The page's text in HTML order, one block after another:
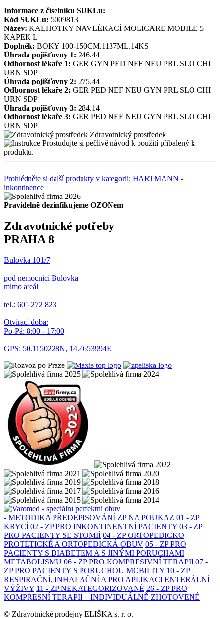
Informace z číselníku SUKLu:
Kód SUKLu: 5009813
Název: KALHOTKY NAVLÉKACÍ MOLICARE MOBILE 5
KAPEK L
Doplněk: BOKY 100-150CM.1137ML.14KS
Úhrada pojišťovny 1: 246.44
Odbornost lékaře 1: GER GYN PED NEF NEU PRL SLO CHI
URN SDP
Úhrada pojišťovny 2: 275.44
Odbornost lékaře 2: GER PED NEF NEU GYN PRL SLO CHI
URN SDP
Úhrada pojišťovny 3: 284.14
Odbornost lékaře 3: GER PED NEF NEU GYN PRL SLO CHI
URN SDP
Zdravotnický prostředek
Prostudujte si pečlivě návod k použití přibalený k
produktu.
Prohlédněte si další produkty v kategorii: HARTMANN -
inkontinence
Pravidelně dezinfikujeme OZONem
Zdravotnické potřeby
PRAHA 8
Bulovka 101/7
pod nemocnicí Bulovka
mimo areál
tel.: 605 272 823
Otvírací doba:
Po-Pá: 8:00 - 17:00
GPS: 50.1150228N, 14.4653994E
- METODIKA PŘEDEPISOVÁNÍ ZP NA POUKAZ 01 - ZP
KRYCÍ 02 - ZP PRO INKONTINENTNÍ PACIENTY 03 - ZP
PRO PACIENTY SE STOMIÍ 04 - ZP ORTOPEDICKO
PROTETICKÉ A ORTOPEDICKÁ OBUV 05 - ZP PRO
PACIENTY S DIABETEM A S JINÝMI PORUCHAMI
METABOLISMU 06 - ZP PRO KOMPRESIVNÍ TERAPII 07 -
ZP PRO PACIENTY S PORUCHOU MOBILITY 10 - ZP
RESPIRAČNÍ, INHALAČNÍ A PRO APLIKACI ENTERÁLNÍ
VÝŽIVY 11 - ZP NEKATEGORIZOVANÉ 26 - ZP PRO
KOMPRESNÍ TERAPII – INDIVIDUÁLNĚ ZHOTOVENÉ
© Zdravotnické prodejny ELIŠKA s. r. o.